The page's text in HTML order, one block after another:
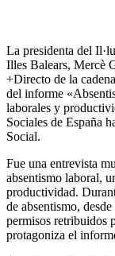
La presidenta del
Illes Balears, Mercè
+Directo de la
del informe
laborales y
Sociales de España
Social.
Fue una entrevista
absentismo laboral,
productividad.
de absentismo,
permisos retribuidos
protagoniza el